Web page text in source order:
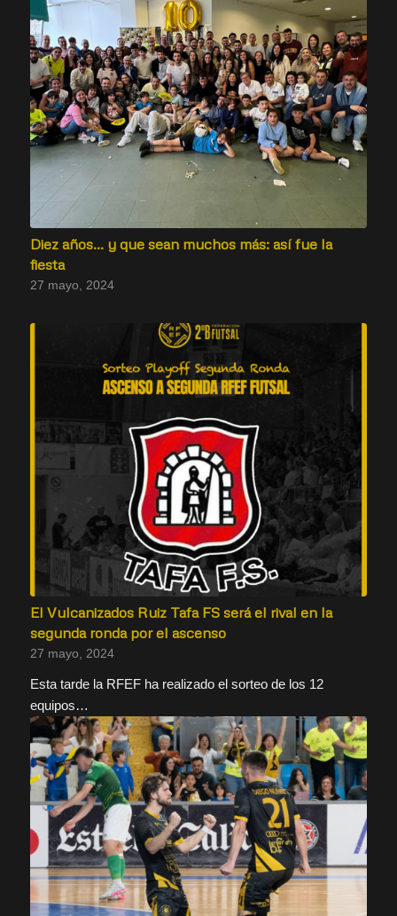
Diez años… y que sean muchos más: así fue la
fiesta
27 mayo, 2024
El Vulcanizados Ruiz Tafa FS será el rival en la
segunda ronda por el ascenso
27 mayo, 2024
Esta tarde la RFEF ha realizado el sorteo de los 12
equipos…